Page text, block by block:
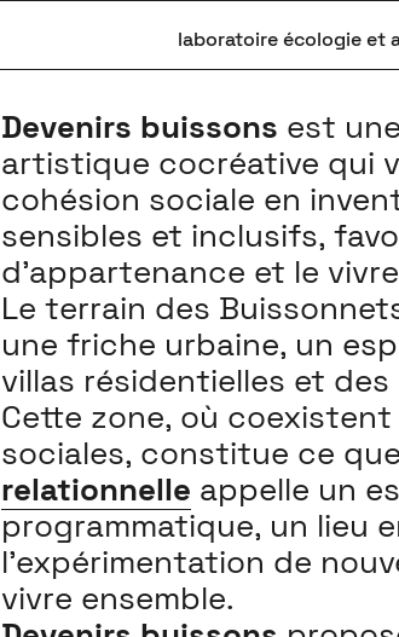
laboratoire écologie et
Devenirs buissons est
artistique cocréative qui
cohésion sociale en
sensibles et inclusifs,
d’appartenance et le
Le terrain des
une friche urbaine, un
villas résidentielles et
Cette zone, où
sociales, constitue ce
relationnelle appelle un
programmatique, un lieu
l’expérimentation de
vivre ensemble.